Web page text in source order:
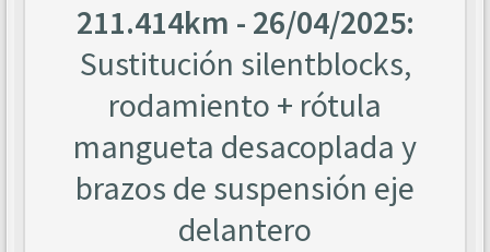
211.414km - 26/04/2025:
Sustitución silentblocks,
rodamiento + rótula
mangueta desacoplada y
brazos de suspensión eje
delantero